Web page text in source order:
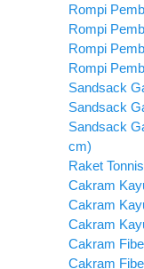
Rompi
Rompi
Rompi
Rompi
Sandsack
Sandsack
Sandsack
cm)
Raket
Cakram
Cakram
Cakram
Cakram
Cakram